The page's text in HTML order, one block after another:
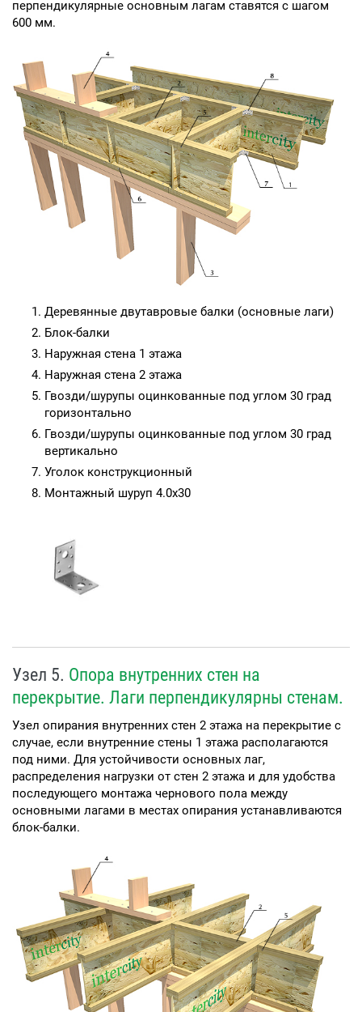
перпендикулярные основным лагам ставятся с шагом
600 мм.
Деревянные двутавровые балки (основные лаги)
Блок-балки
Наружная стена 1 этажа
Наружная стена 2 этажа
Гвозди/шурупы оцинкованные под углом 30 град
горизонтально
Гвозди/шурупы оцинкованные под углом 30 град
вертикально
Уголок конструкционный
Монтажный шуруп 4.0х30
Узел 5. Опора внутренних стен на
перекрытие. Лаги перпендикулярны стенам.
Узел опирания внутренних стен 2 этажа на перекрытие с
случае, если внутренние стены 1 этажа располагаются
под ними. Для устойчивости основных лаг,
распределения нагрузки от стен 2 этажа и для удобства
последующего монтажа чернового пола между
основными лагами в местах опирания устанавливаются
блок-балки.